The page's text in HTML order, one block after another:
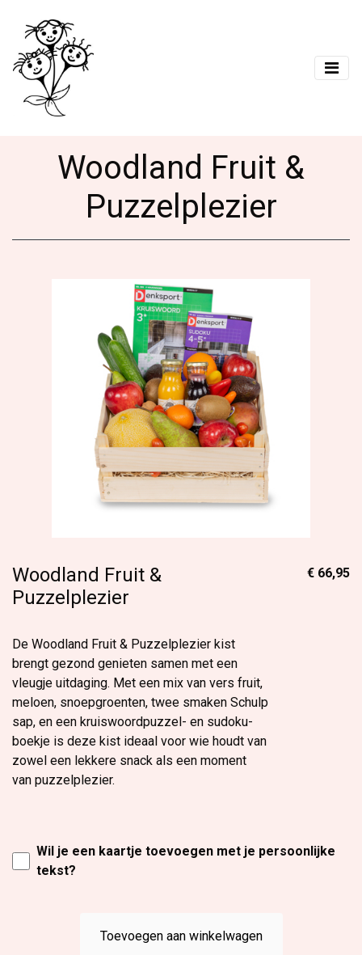
Woodland Fruit &
Puzzelplezier
Woodland Fruit &
Puzzelplezier
De Woodland Fruit & Puzzelplezier kist
brengt gezond genieten samen met een
vleugje uitdaging. Met een mix van vers fruit,
meloen, snoepgroenten, twee smaken Schulp
sap, en een kruiswoordpuzzel- en sudoku-
boekje is deze kist ideaal voor wie houdt van
zowel een lekkere snack als een moment
van puzzelplezier.
€ 66,95
Wil je een kaartje toevoegen met je persoonlijke
tekst?
Toevoegen aan winkelwagen